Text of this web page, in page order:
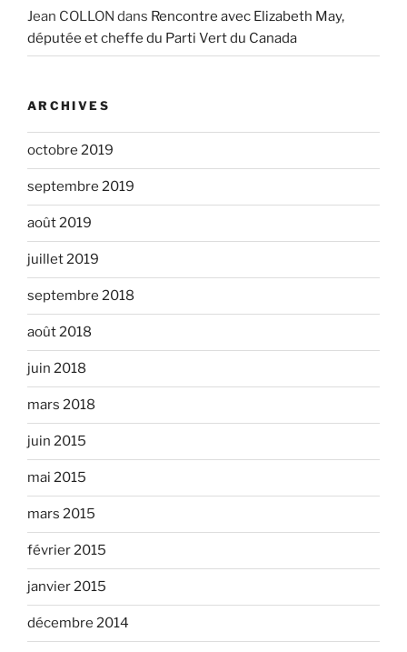
Jean COLLON dans Rencontre avec Elizabeth May,
députée et cheffe du Parti Vert du Canada
ARCHIVES
octobre 2019
septembre 2019
août 2019
juillet 2019
septembre 2018
août 2018
juin 2018
mars 2018
juin 2015
mai 2015
mars 2015
février 2015
janvier 2015
décembre 2014